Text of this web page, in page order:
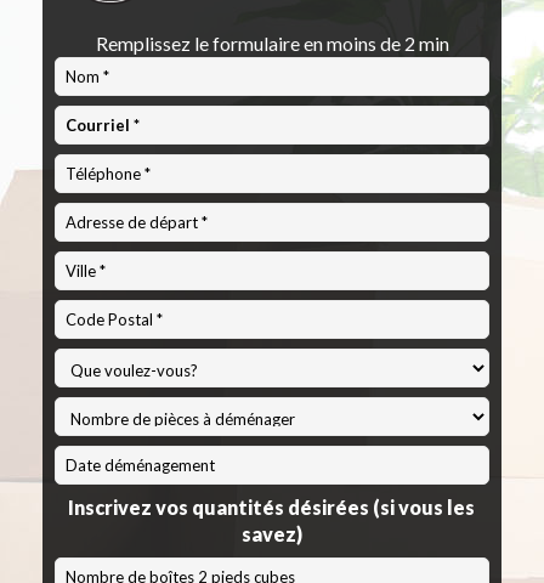
Remplissez le formulaire en moins de 2 min
Code
Postal
MM
slash
slash
Inscrivez vos quantités désirées (si vous les
savez)